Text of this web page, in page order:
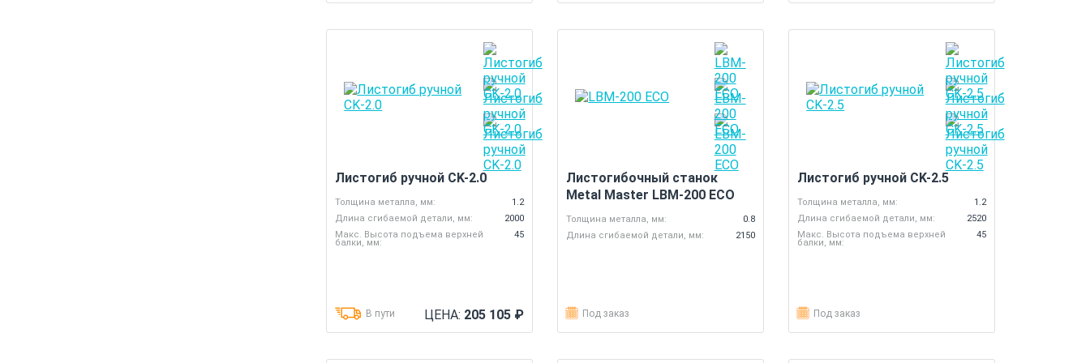
Листогиб ручной CK-2.0
Толщина металла, мм:
1.2
Длина сгибаемой детали, мм:
2000
Макс. Высота подъема верхней
балки, мм:
45
В пути ЦЕНА: 205 105 ₽
Листогибочный станок
Metal Master LBM-200 ECO
Толщина металла, мм:
0.8
Длина сгибаемой детали, мм:
2150
Под заказ
Листогиб ручной CK-2.5
Толщина металла, мм:
1.2
Длина сгибаемой детали, мм:
2520
Макс. Высота подъема верхней
балки, мм:
45
Под заказ